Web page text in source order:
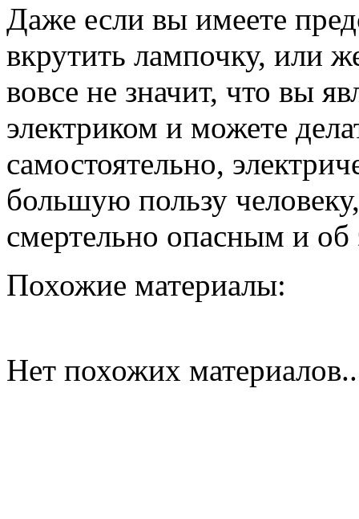
Даже если вы имеете
вкрутить лампочку, или
вовсе не значит, что вы
электриком и можете
самостоятельно,
большую пользу
смертельно опасным и об
Похожие материалы:
Нет похожих